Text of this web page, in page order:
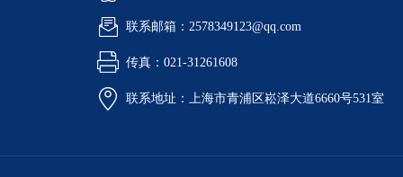
联系邮箱：2578349123@qq.com
传真：021-31261608
联系地址：上海市青浦区崧泽大道6660号531室